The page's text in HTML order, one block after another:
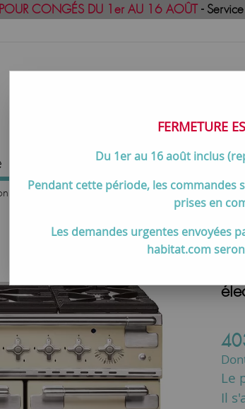
POUR CONGÉS DU 1er AU 16 AOÛT-
Cuisson Meilleures
Pianos de cuisson 90 à 120 cm >Cuisinière
Le
Il
FERMETURE
Du 1er au 16 août inclus
Pendant cette période, les
prises en
Les demandes urgentes envoyées
habitat.com